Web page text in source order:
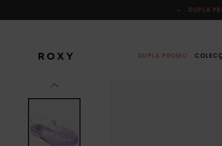
do
DUPLA
DUPLA PROMO